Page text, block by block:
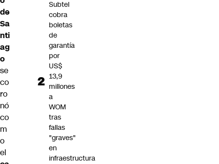
de
Sa
nti
ag
o
se
co
ro
nó
co
m
o
el
Subtel
cobra
boletas
de
garantía
por
US$
13,9
millones
a
WOM
tras
fallas
"graves"
en
infraestructura